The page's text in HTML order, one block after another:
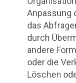
Anpassung
das
durch
andere
oder die
Löschen